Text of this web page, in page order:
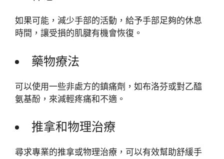
如果可能，減少手部的活動，給予手部足夠的休息
時間，讓受損的肌腱有機會恢復。
藥物療法
可以使用一些非處方的鎮痛劑，如布洛芬或對乙醯
氨基酚，來減輕疼痛和不適。
推拿和物理治療
尋求專業的推拿或物理治療，可以有效幫助舒緩手